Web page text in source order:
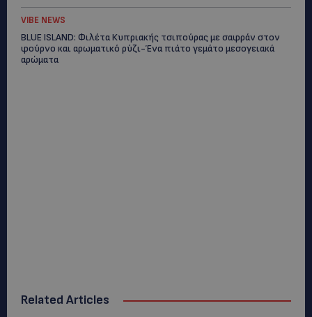
VIBE NEWS
BLUE ISLAND: Φιλέτα Κυπριακής τσιπούρας με σαφράν στον
φούρνο και αρωματικό ρύζι-Ένα πιάτο γεμάτο μεσογειακά
αρώματα
Related Articles